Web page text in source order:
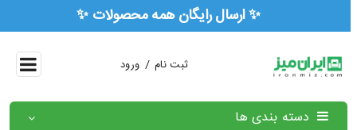
✨ ارسال رایگان همه محصولات ✨
ثبت نام / ورود
دسته بندی ها